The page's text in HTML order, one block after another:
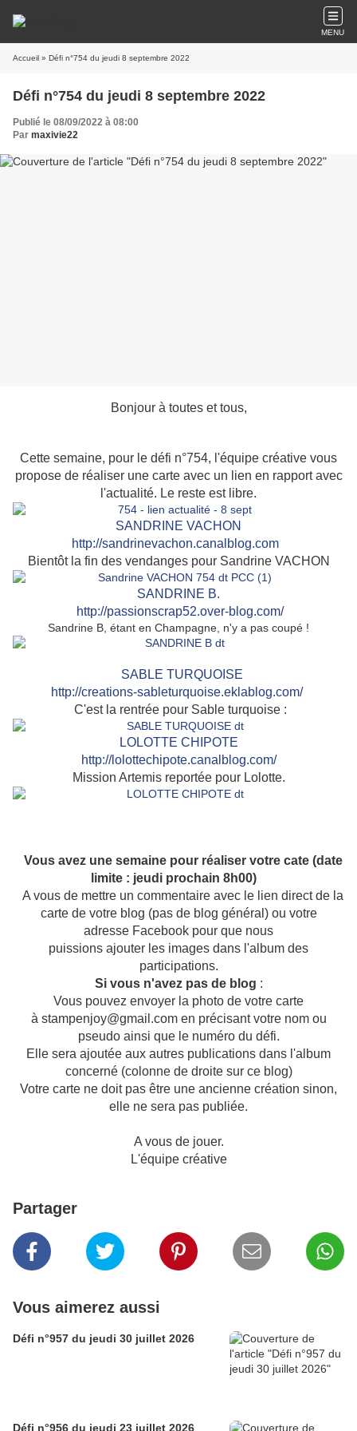
MENU
Accueil » Défi n°754 du jeudi 8 septembre 2022
Défi n°754 du jeudi 8 septembre 2022
Publié le 08/09/2022 à 08:00
Par maxivie22
Bonjour à toutes et tous,
Cette semaine, pour le défi n°754, l'équipe créative vous
propose de réaliser une carte avec un lien en rapport avec
l'actualité. Le reste est libre.
SANDRINE VACHON
http://sandrinevachon.canalblog.com
Bientôt la fin des vendanges pour Sandrine VACHON
SAN DRINE B.
http://passionscrap52.over-blog.com/
Sandrine B, étant en Champagne, n'y a pas coupé !
SABLE TURQUOISE
http://creations-sableturquoise.eklablog.com/
C'est la rentrée pour Sable turquoise :
LOLOTTE CHIPOTE
http://lolottechipote.canalblog.com/
Mission Artemis reportée pour Lolotte.
Vous avez une semaine pour réaliser votre cate (date
limite : jeudi prochain 8h00)
A vous de mettre un commentaire avec le lien direct de la
carte de votre blog (pas de blog général) ou votre
adresse Facebook pour que nous
puissions ajouter les images dans l'album des
participations.
Si vous n'avez pas de blog :
Vous pouvez envoyer la photo de votre carte
à stampenjoy@gmail.com en précisant votre nom ou
pseudo ainsi que le numéro du défi.
Elle sera ajoutée aux autres publications dans l'album
concerné (colonne de droite sur ce blog)
Votre carte ne doit pas être une ancienne création sinon,
elle ne sera pas publiée.
A vous de jouer.
L'équipe créative
Partager
Vous aimerez aussi
Défi n°957 du jeudi 30 juillet 2026
Défi n°956 du jeudi 23 juillet 2026